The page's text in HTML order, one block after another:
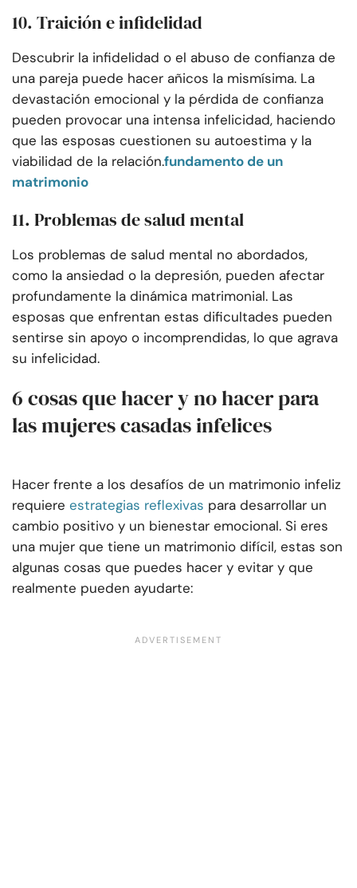
10. Traición e infidelidad
Descubrir la infidelidad o el abuso de confianza de
una pareja puede hacer añicos la mismísima. La
devastación emocional y la pérdida de confianza
pueden provocar una intensa infelicidad, haciendo
que las esposas cuestionen su autoestima y la
viabilidad de la relación.fundamento de un
matrimonio
11. Problemas de salud mental
Los problemas de salud mental no abordados,
como la ansiedad o la depresión, pueden afectar
profundamente la dinámica matrimonial. Las
esposas que enfrentan estas dificultades pueden
sentirse sin apoyo o incomprendidas, lo que agrava
su infelicidad.
6 cosas que hacer y no hacer para
las mujeres casadas infelices
Hacer frente a los desafíos de un matrimonio infeliz
requiere estrategias reflexivas para desarrollar un
cambio positivo y un bienestar emocional. Si eres
una mujer que tiene un matrimonio difícil, estas son
algunas cosas que puedes hacer y evitar y que
realmente pueden ayudarte: